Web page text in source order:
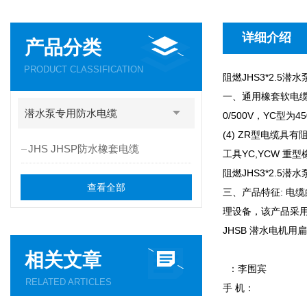
产品分类
PRODUCT CLASSIFICATION
潜水泵专用防水电缆
JHS JHSP防水橡套电缆
查看全部
相关文章
RELATED ARTICLES
详细介绍
阻燃JHS3*2.5潜水
一、通用橡套软电
0/500V，YC型为
(4) ZR型电缆具有
工具YC,YCW 重型
阻燃JHS3*2.5潜水
三、产品特征: 电
理设备，该产品采
JHSB 潜水电机用
：李围宾
手 机：